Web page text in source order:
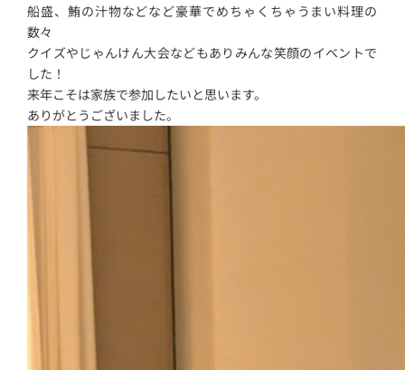
船盛、鮪の汁物などなど豪華でめちゃくちゃうまい料理の
数々
クイズやじゃんけん大会などもありみんな笑顔のイベントで
した！
来年こそは家族で参加したいと思います。
ありがとうございました。